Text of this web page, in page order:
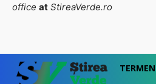
office at StireaVerde.ro